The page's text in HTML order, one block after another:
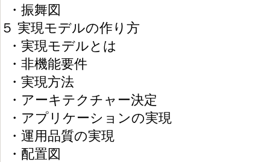
・振舞図
５ 実現モデルの作り方
・実現モデルとは
・非機能要件
・実現方法
・アーキテクチャー決定
・アプリケーションの実現
・運用品質の実現
・配置図